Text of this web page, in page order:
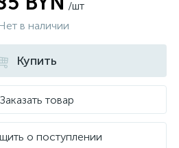
/шт
в наличии
Купить
Заказать товар
о поступлении